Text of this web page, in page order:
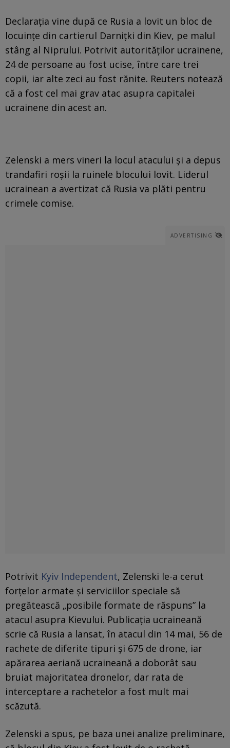
Declarația vine după ce Rusia a lovit un bloc de
locuințe din cartierul Darnițki din Kiev, pe malul
stâng al Niprului. Potrivit autorităților ucrainene,
24 de persoane au fost ucise, între care trei
copii, iar alte zeci au fost rănite. Reuters notează
că a fost cel mai grav atac asupra capitalei
ucrainene din acest an.
Zelenski a mers vineri la locul atacului și a depus
trandafiri roșii la ruinele blocului lovit. Liderul
ucrainean a avertizat că Rusia va plăti pentru
crimele comise.
ADVERTISING
Potrivit Kyiv Independent, Zelenski le-a cerut
forțelor armate și serviciilor speciale să
pregătească „posibile formate de răspuns” la
atacul asupra Kievului. Publicația ucraineană
scrie că Rusia a lansat, în atacul din 14 mai, 56 de
rachete de diferite tipuri și 675 de drone, iar
apărarea aeriană ucraineană a doborât sau
bruiat majoritatea dronelor, dar rata de
interceptare a rachetelor a fost mult mai
scăzută.
Zelenski a spus, pe baza unei analize preliminare,